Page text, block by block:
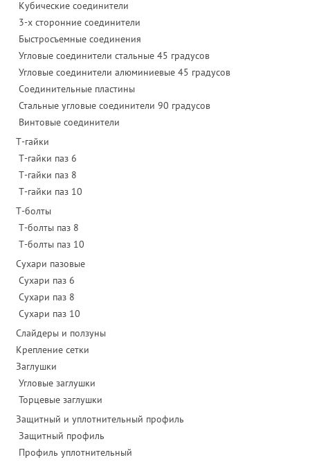
Кубические соединители
3-х сторонние соединители
Быстросъемные соединения
Угловые соединители стальные 45 градусов
Угловые соединители алюминиевые 45 градусов
Соединительные пластины
Стальные угловые соединители 90 градусов
Винтовые соединители
Т-гайки
Т-гайки паз 6
Т-гайки паз 8
Т-гайки паз 10
Т-болты
Т-болты паз 8
Т-болты паз 10
Сухари пазовые
Сухари паз 6
Сухари паз 8
Сухари паз 10
Слайдеры и ползуны
Крепление сетки
Заглушки
Угловые заглушки
Торцевые заглушки
Защитный и уплотнительный профиль
Защитный профиль
Профиль уплотнительный